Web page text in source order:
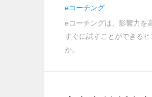
eコーチング
eコーチングは、影響力を
すぐに試すことができる
か。